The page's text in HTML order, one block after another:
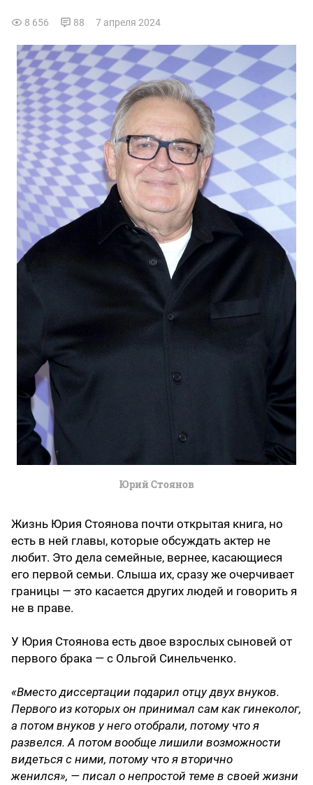
8 656 88 7 апреля 2024
Юрий Стоянов
Жизнь Юрия Стоянова почти открытая книга, но
есть в ней главы, которые обсуждать актер не
любит. Это дела семейные, вернее, касающиеся
его первой семьи. Слыша их, сразу же очерчивает
границы — это касается других людей и говорить я
не в праве.
У Юрия Стоянова есть двое взрослых сыновей от
первого брака — с Ольгой Синельченко.
«Вместо диссертации подарил отцу двух внуков.
Первого из которых он принимал сам как гинеколог,
а потом внуков у него отобрали, потому что я
развелся. А потом вообще лишили возможности
видеться с ними, потому что я вторично
женился», — писал о непростой теме в своей жизни